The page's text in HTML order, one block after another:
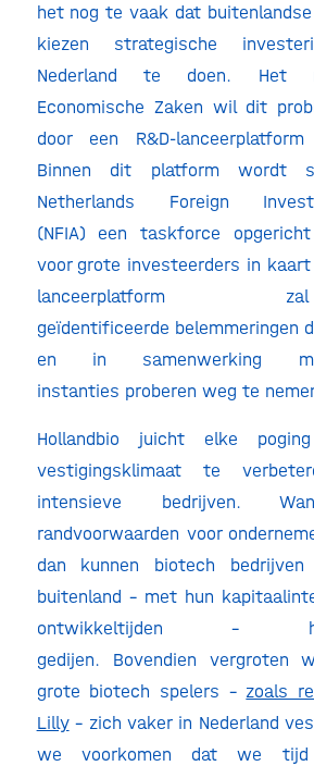
het nog te vaak dat
kiezen strategische
Nederland te doen. Het
Economische Zaken wil dit
door een R&D-
Binnen dit platform wordt
Netherlands Foreign
(NFIA) een taskforce
voor grote investeerders in kaart
geïdentificeerde belemmeringen
en in samenwerking
instanties proberen weg te
Hollandbio juicht elke
vestigingsklimaat te
intensieve bedrijven.
randvoorwaarden voor
dan kunnen biotech
buitenland – met hun
ontwikkeltijden –
gedijen. Bovendien vergroten
grote biotech spelers – zoals
Lilly– zich vaker in Nederland
we voorkomen dat we tijd